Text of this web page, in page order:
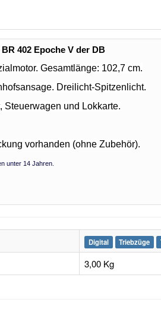
402 Epoche V der DB
Gesamtlänge: 102,7 cm.
Dreilicht-Spitzenlicht.
Steuerwagen und Lokkarte.
vorhanden (ohne Zubehör).
unter 14 Jahren.
Digital Triebzüge
3,00 Kg